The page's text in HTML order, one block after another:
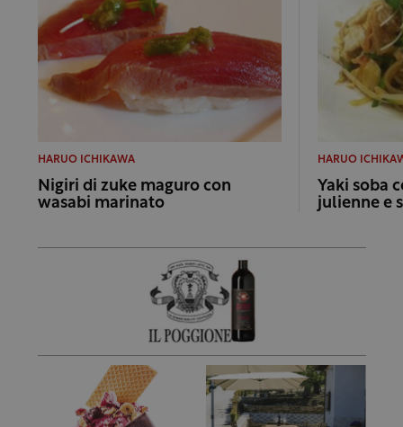
HARUO ICHIKAWA
Nigiri di zuke maguro con
wasabi marinato
HARUO
Yaki soba
julienne e